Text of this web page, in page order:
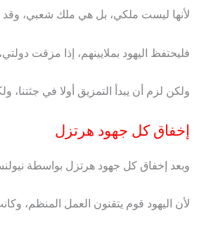
لأنها ليست ملكي، بل هي ملك شعبي، وقد
فليحتفظ اليهود بملايينهم، إذا مزقت
ولكن لزم أن يبدأ التمزيق أولا في جثتنا،
إخفاق كل جهود هرتزل
وبعد إخفاق كل جهود هرتزل بواسطة
لأن اليهود قوم يتقنون العمل المنظم،